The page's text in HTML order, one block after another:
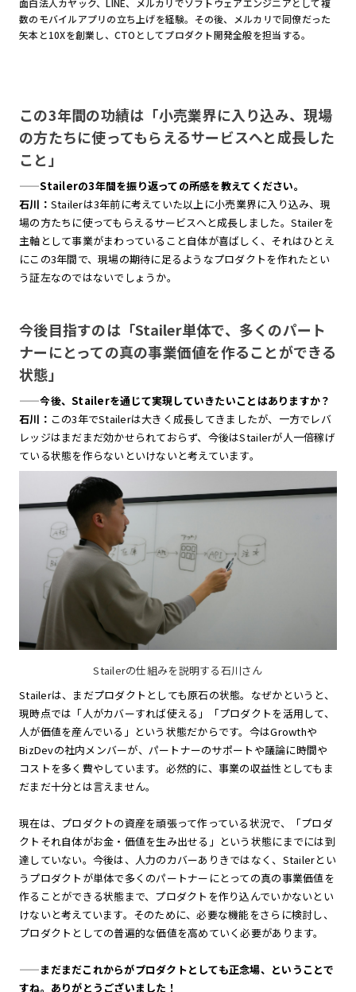
面白法人カヤック、LINE、メルカリでソフトウェアエンジニアとして複
数のモバイルアプリの立ち上げを経験。その後、メルカリで同僚だった
矢本と10Xを創業し、CTOとしてプロダクト開発全般を担当する。
この3年間の功績は「小売業界に入り込み、現場
の方たちに使ってもらえるサービスへと成長した
こと」
——Stailerの3年間を振り返っての所感を教えてください。
石川： Stailerは3年前に考えていた以上に小売業界に入り込み、現
場の方たちに使ってもらえるサービスへと成長しました。Stailerを
主軸として事業がまわっていること自体が喜ばしく、それはひとえ
にこの3年間で、現場の期待に足るようなプロダクトを作れたとい
う証左なのではないでしょうか。
今後目指すのは「Stailer単体で、多くのパート
ナーにとっての真の事業価値を作ることができる
状態」
——今後、Stailerを通じて実現していきたいことはありますか？
石川： この3年でStailerは大きく成長してきましたが、一方でレバ
レッジはまだまだ効かせられておらず、今後はStailerが人一倍稼げ
ている状態を作らないといけないと考えています。
Stailerの仕組みを説明する石川さん
Stailerは、まだプロダクトとしても原石の状態。なぜかというと、
現時点では「人がカバーすれば使える」「プロダクトを活用して、
人が価値を産んでいる」という状態だからです。今はGrowthや
BizDevの社内メンバーが、パートナーのサポートや議論に時間や
コストを多く費やしています。必然的に、事業の収益性としてもま
だまだ十分とは言えません。
現在は、プロダクトの資産を頑張って作っている状況で、「プロダ
クトそれ自体がお金・価値を生み出せる」という状態にまでには到
達していない。今後は、人力のカバーありきではなく、Stailerとい
うプロダクトが単体で多くのパートナーにとっての真の事業価値を
作ることができる状態まで、プロダクトを作り込んでいかないとい
けないと考えています。そのために、必要な機能をさらに検討し、
プロダクトとしての普遍的な価値を高めていく必要があります。
——まだまだこれからがプロダクトとしても正念場、ということで
すね。ありがとうございました！